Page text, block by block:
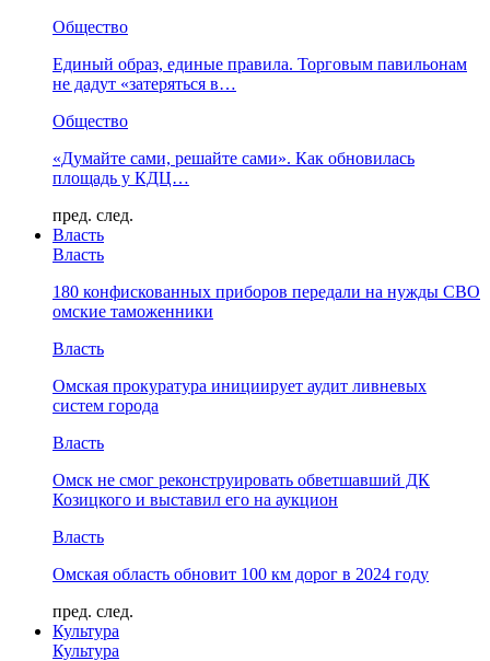
Общество
Единый образ, единые правила. Торговым павильонам
не дадут «затеряться в…
Общество
«Думайте сами, решайте сами». Как обновилась
площадь у КДЦ…
пред. след.
Власть
Власть
180 конфискованных приборов передали на нужды СВО
омские таможенники
Власть
Омская прокуратура инициирует аудит ливневых
систем города
Власть
Омск не смог реконструировать обветшавший ДК
Козицкого и выставил его на аукцион
Власть
Омская область обновит 100 км дорог в 2024 году
пред. след.
Культура
Культура